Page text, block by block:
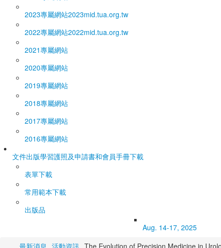
2023專屬網站2023mid.tua.org.tw
2022專屬網站2022mid.tua.org.tw
2021專屬網站
2020專屬網站
2019專屬網站
2018專屬網站
2017專屬網站
2016專屬網站
文件出版學習護照及申請書和會員手冊下載
表單下載
常用範本下載
出版品
Aug. 14-17, 2025
最新消息 活動資訊 The Evolution of Precision Medicine in